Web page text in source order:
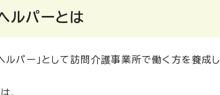
ルパーとは
ルパー」として訪問介護事業所で働く方を養成し
、